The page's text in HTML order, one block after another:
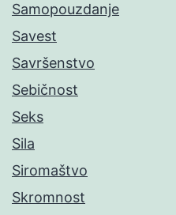
Samopouzdanje
Savest
Savršenstvo
Sebičnost
Seks
Sila
Siromaštvo
Skromnost